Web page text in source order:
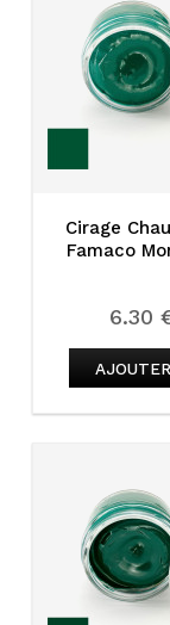
Cirage
Famaco
6.30
AJOUTER